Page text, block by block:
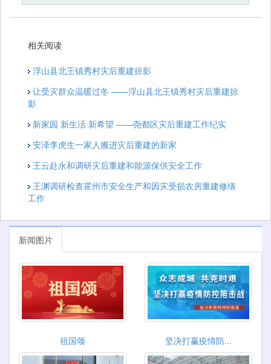
相关阅读
浮山县北王镇秀村灾后重建掠影
让受灾群众温暖过冬 ——浮山县北王镇秀村灾后重建掠
影
新家园 新生活 新希望 ——尧都区灾后重建工作纪实
安泽李虎生一家人搬进灾后重建的新家
王云赴永和调研灾后重建和能源保供安全工作
王渊调研检查霍州市安全生产和因灾受损农房重建修缮
工作
新闻图片
祖国颂 坚决打赢疫情防...